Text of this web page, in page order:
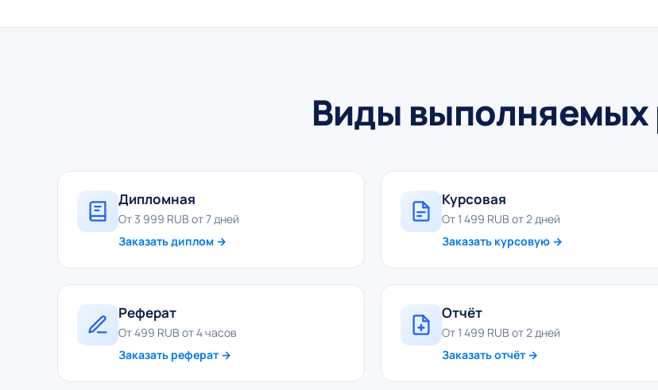
Виды выполняемых
Дипломная
От 3 999 RUB от 7 дней
Заказать диплом →
Курсовая
От 1 499 RUB от 2 дней
Заказать курсовую →
Реферат
От 499 RUB от 4 часов
Заказать реферат →
Отчёт
От 1 499 RUB от 2 дней
Заказать отчёт →